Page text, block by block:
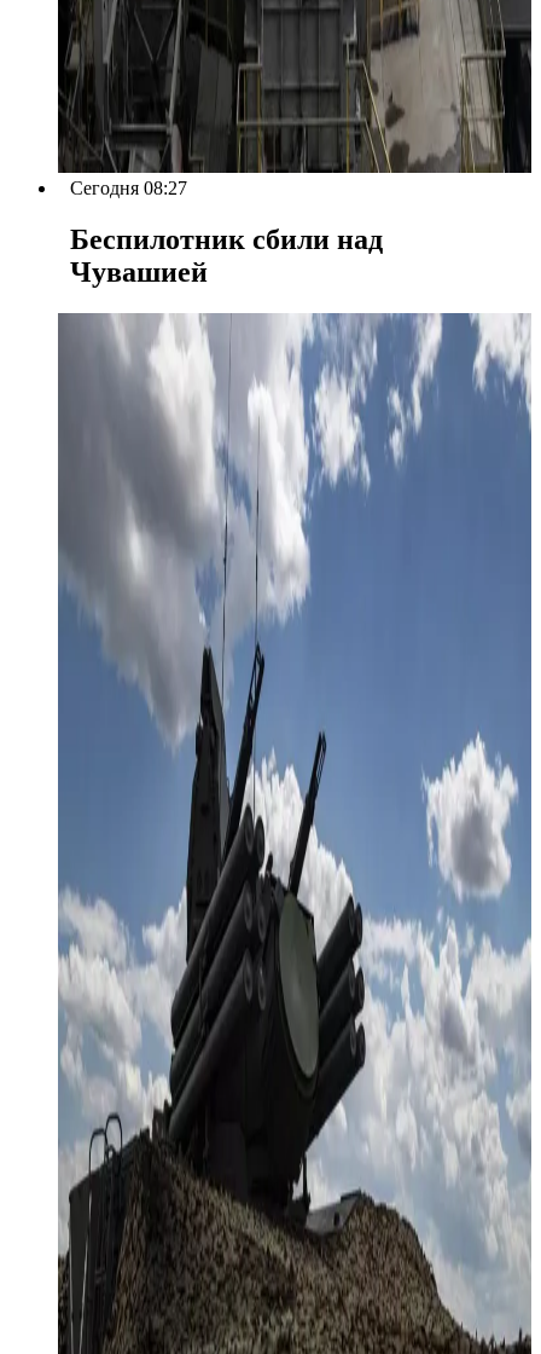
Сегодня 08:27
Беспилотник сбили над
Чувашией